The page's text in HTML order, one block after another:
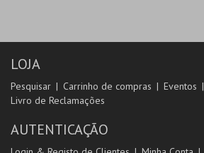
LOJA
Pesquisar Carrinho de compras Eventos
Livro de Reclamações
AUTENTICAÇÃO